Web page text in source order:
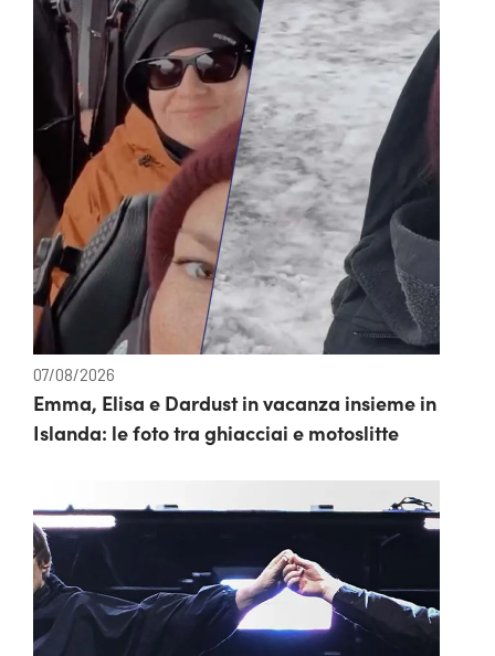
07/08/2026
Emma, Elisa e Dardust in vacanza insieme in
Islanda: le foto tra ghiacciai e motoslitte